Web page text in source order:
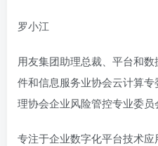
罗小江
用友集团助理总裁、平台和
件和信息服务业协会云计算
理协会企业风险管控专业委员
专注于企业数字化平台技术